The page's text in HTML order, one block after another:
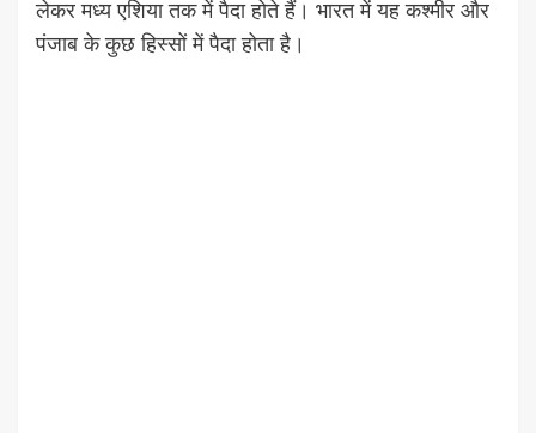
लेकर मध्य एशिया तक में पैदा होते हैं। भारत में यह कश्मीर और
पंजाब के कुछ हिस्सों में पैदा होता है।